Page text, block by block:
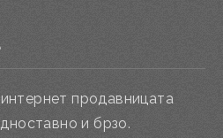
продавницата
и брзо.